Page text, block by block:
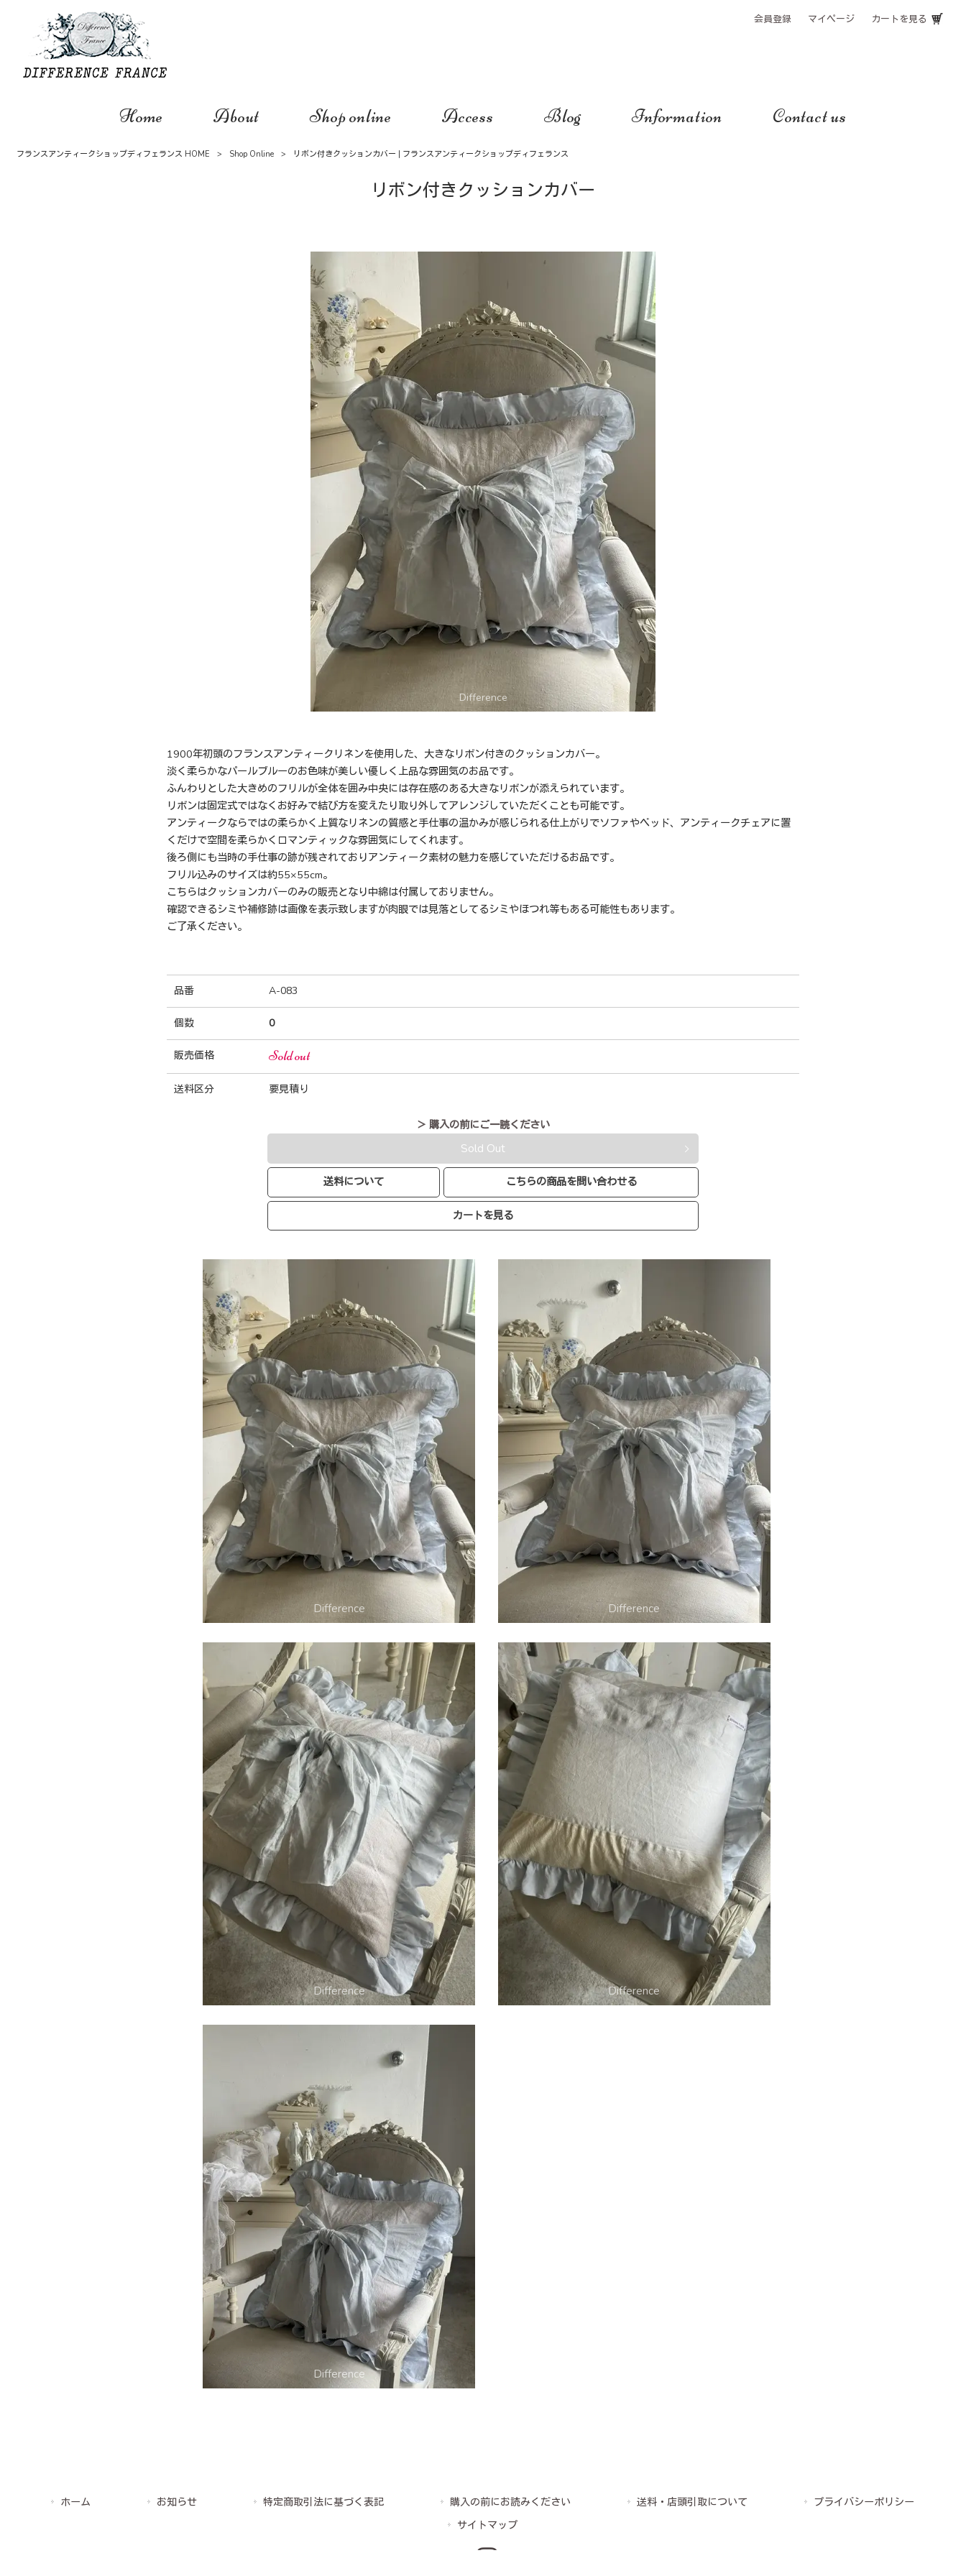
会員登録 マイページ カートを見る
Home About Shop online Access Blog Information Contact us
フランスアンティークショップディフェランス HOME > Shop Online > リボン付きクッションカバー | フランスアンティークショップディフェランス
リボン付きクッションカバー
1900年初頭のフランスアンティークリネンを使用した、大きなリボン付きのクッションカバー。
淡く柔らかなパールブルーのお色味が美しい優しく上品な雰囲気のお品です。
ふんわりとした大きめのフリルが全体を囲み中央には存在感のある大きなリボンが添えられています。
リボンは固定式ではなくお好みで結び方を変えたり取り外してアレンジしていただくことも可能です。
アンティークならではの柔らかく上質なリネンの質感と手仕事の温かみが感じられる仕上がりでソファやベッド、アンティークチェアに置
くだけで空間を柔らかくロマンティックな雰囲気にしてくれます。
後ろ側にも当時の手仕事の跡が残されておりアンティーク素材の魅力を感じていただけるお品です。
フリル込みのサイズは約55×55cm。
こちらはクッションカバーのみの販売となり中綿は付属しておりません。
確認できるシミや補修跡は画像を表示致しますが肉眼では見落としてるシミやほつれ等もある可能性もあります。
ご了承ください。
品番 A-083
個数 0
販売価格 Sold out
送料区分 要見積り
＞ 購入の前にご一読ください
Sold Out
送料について こちらの商品を問い合わせる
カートを見る
ホーム お知らせ 特定商取引法に基づく表記 購入の前にお読みください 送料・店頭引取について
プライバシーポリシー
サイトマップ